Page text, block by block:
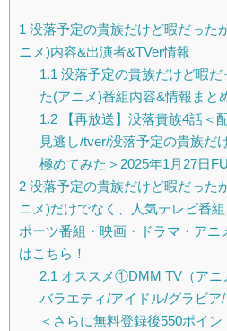
1 没落予定の貴族だけど暇だった
ニメ)内容&出演者&TVer情報
1.1 没落予定の貴族だけど暇
た(アニメ)番組内容&情報まと
1.2【再放送】没落貴族4話＜
見逃し/tver/没落予定の貴族だ
極めてみた＞2025年1月27日
2 没落予定の貴族だけど暇だった
ニメ)だけでなく、人気テレビ番
ポーツ番組・映画・ドラマ・アニ
はこちら！
2.1 オススメ①DMM TV（アニ
バラエティ/アイドル/グラビ
＜さらに無料登録後550ポイ